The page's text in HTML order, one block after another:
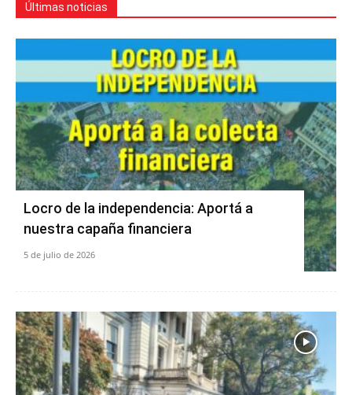
Últimas noticias
Locro de la independencia: Aportá a
nuestra capaña financiera
5 de julio de 2026